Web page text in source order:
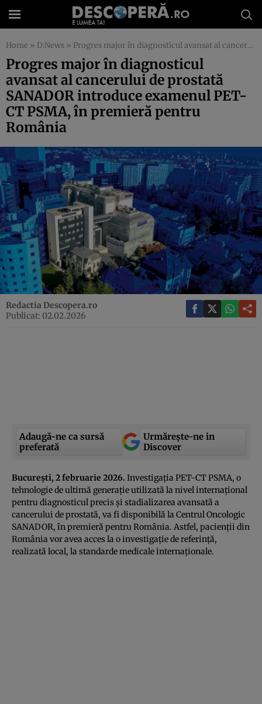
Home » D:News » Progres major în diagnosticul avansat al cancerului de prostată SANADOR introduce examenul PET-CT PSMA, în premieră pentru România
Progres major în diagnosticul
avansat al cancerului de prostată
SANADOR introduce examenul PET-
CT PSMA, în premieră pentru
România
Redactia Descopera.ro
Publicat: 02.02.2026
Adaugă-ne ca sursă
preferată
Urmărește-ne in
Discover
București, 2 februarie 2026. Investigația PET-CT PSMA, o
tehnologie de ultimă generație utilizată la nivel internațional
pentru diagnosticul precis și stadializarea avansată a
cancerului de prostată, va fi disponibilă la Centrul Oncologic
SANADOR, în premieră pentru România. Astfel, pacienții din
România vor avea acces la o investigație de referință,
realizată local, la standarde medicale internaționale.